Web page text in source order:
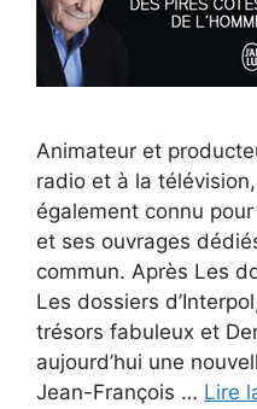
Animateur et
radio et à la
également connu
et ses ouvrages
commun. Après Les
Les dossiers
trésors fabuleux et
aujourd’hui une
Jean-François … Lire